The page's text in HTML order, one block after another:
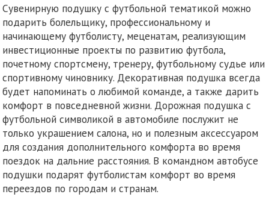
Сувенирную подушку с футбольной тематикой можно
подарить болельщику, профессиональному и
начинающему футболисту, меценатам, реализующим
инвестиционные проекты по развитию футбола,
почетному спортсмену, тренеру, футбольному судье или
спортивному чиновнику. Декоративная подушка всегда
будет напоминать о любимой команде, а также дарить
комфорт в повседневной жизни. Дорожная подушка с
футбольной символикой в автомобиле послужит не
только украшением салона, но и полезным аксессуаром
для создания дополнительного комфорта во время
поездок на дальние расстояния. В командном автобусе
подушки подарят футболистам комфорт во время
переездов по городам и странам.